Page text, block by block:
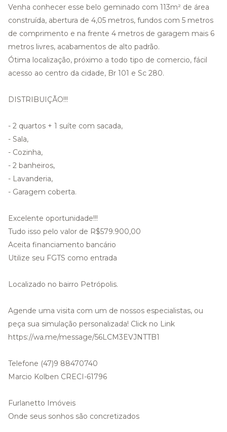
Venha conhecer esse belo geminado com 113m² de área
construída, abertura de 4,05 metros, fundos com 5 metros
de comprimento e na frente 4 metros de garagem mais 6
metros livres, acabamentos de alto padrão.
Ótima localização, próximo a todo tipo de comercio, fácil
acesso ao centro da cidade, Br 101 e Sc 280.
DISTRIBUIÇÃO!!!
- 2 quartos + 1 suíte com sacada,
- Sala,
- Cozinha,
- 2 banheiros,
- Lavanderia,
- Garagem coberta.
Excelente oportunidade!!!
Tudo isso pelo valor de R$579.900,00
Aceita financiamento bancário
Utilize seu FGTS como entrada
Localizado no bairro Petrópolis.
Agende uma visita com um de nossos especialistas, ou
peça sua simulação personalizada! Click no Link
https://wa.me/message/56LCM3EVJNTTB1
Telefone (47)9 88470740
Marcio Kolben CRECI-61796
Furlanetto Imóveis
Onde seus sonhos são concretizados